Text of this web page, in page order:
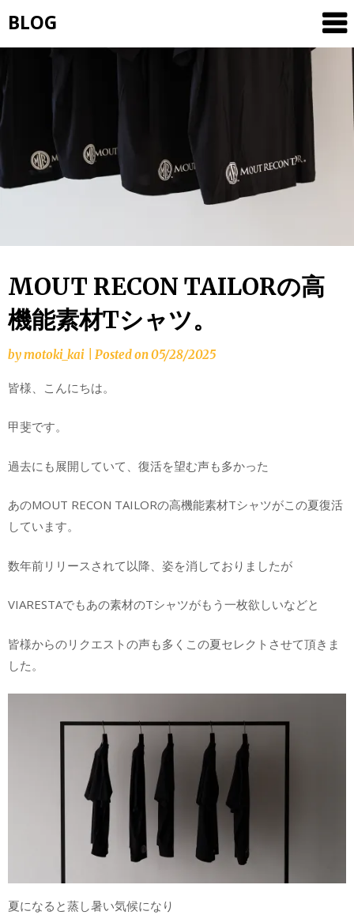
to
content
BLOG
MOUT RECON TAILORの高
機能素材Tシャツ。
bymotoki_kai Posted on05/28/2025
皆様、こんにちは。
甲斐です。
過去にも展開していて、復活を望む声も多かった
あのMOUT RECON TAILORの高機能素材Tシャツがこの夏復活
しています。
数年前リリースされて以降、姿を消しておりましたが
VIARESTAでもあの素材のTシャツがもう一枚欲しいなどと
皆様からのリクエストの声も多くこの夏セレクトさせて頂きま
した。
夏になると蒸し暑い気候になり